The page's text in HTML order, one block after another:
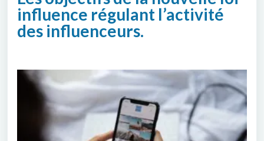
influence régulant l’activité
des influenceurs.